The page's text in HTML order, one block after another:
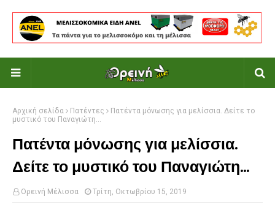
Αρχική σελίδα Πατέντες
Πατέντα μόνωσης για μελίσσια. Δείτε το
μυστικό του Παναγιώτη...
Πατέντα μόνωσης για μελίσσια.
Δείτε το μυστικό του Παναγιώτη...
Ορεινή Μέλισσα Τρίτη, Οκτωβρίου 15, 2019